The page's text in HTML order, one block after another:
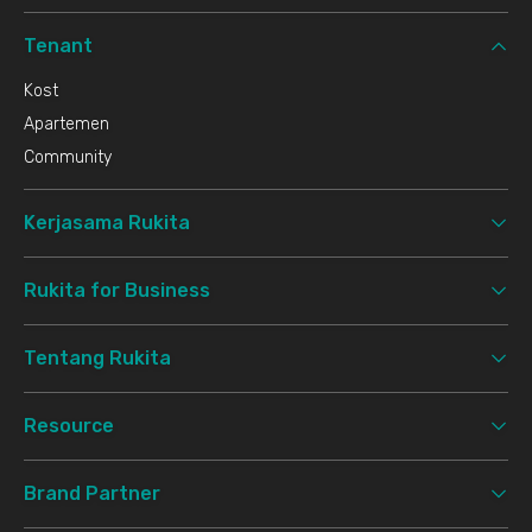
Tenant
Kost
Apartemen
Community
Kerjasama Rukita
Rukita for Business
Tentang Rukita
Resource
Brand Partner